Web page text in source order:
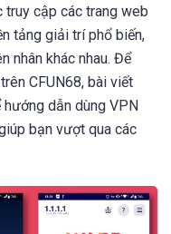
cập các trang web
tảng giải trí phổ biến,
nhân khác nhau. Để
CFUN68, bài viết
dẫn dùng VPN
bạn vượt qua các